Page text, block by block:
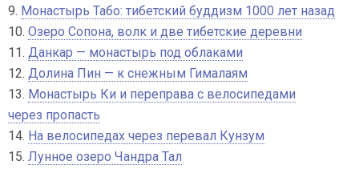
9. Монастырь Табо: тибетский буддизм 1000 лет назад
10. Озеро Сопона, волк и две тибетские деревни
11. Данкар — монастырь под облаками
12. Долина Пин — к снежным Гималаям
13. Монастырь Ки и переправа с велосипедами
через пропасть
14. На велосипедах через перевал Кунзум
15. Лунное озеро Чандра Тал